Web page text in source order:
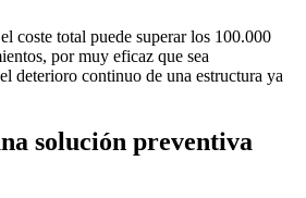
coste total puede superar los 100.000
por muy eficaz que sea
deterioro continuo de una estructura ya
solución preventiva